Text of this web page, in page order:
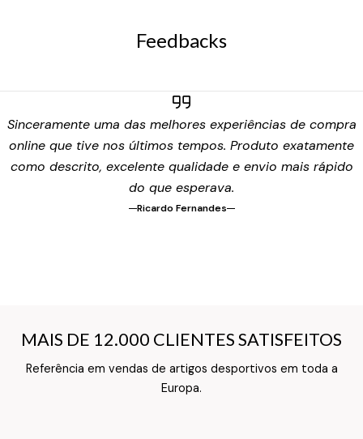
Feedbacks
Sinceramente uma das melhores experiências de compra
online que tive nos últimos tempos. Produto exatamente
como descrito, excelente qualidade e envio mais rápido
do que esperava.
Ricardo Fernandes
MAIS DE 12.000 CLIENTES SATISFEITOS
Referência em vendas de artigos desportivos em toda a
Europa.
MAIS DE 12.000 CLIENTES SATISFEITOS
Texto do Verso do Cartão de Informação